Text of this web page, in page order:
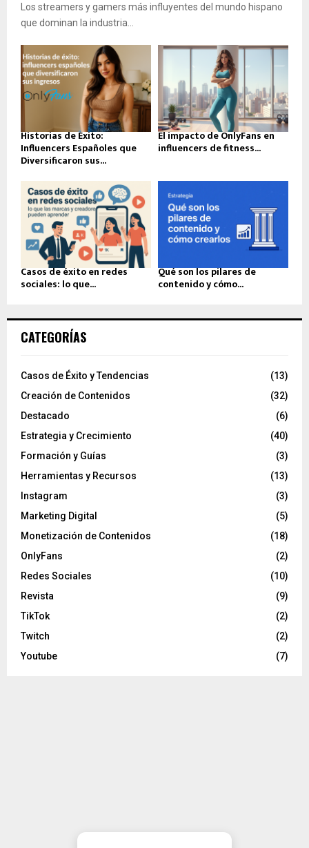
Los streamers y gamers más influyentes del mundo hispano
que dominan la industria...
Historias de Éxito:
Influencers Españoles que
Diversificaron sus...
El impacto de OnlyFans en
influencers de fitness...
Casos de éxito en redes
sociales: lo que...
Qué son los pilares de
contenido y cómo...
CATEGORÍAS
Casos de Éxito y Tendencias
(13)
Creación de Contenidos
(32)
Destacado
(6)
Estrategia y Crecimiento
(40)
Formación y Guías
(3)
Herramientas y Recursos
(13)
Instagram
(3)
Marketing Digital
(5)
Monetización de Contenidos
(18)
OnlyFans
(2)
Redes Sociales
(10)
Revista
(9)
TikTok
(2)
Twitch
(2)
Youtube
(7)